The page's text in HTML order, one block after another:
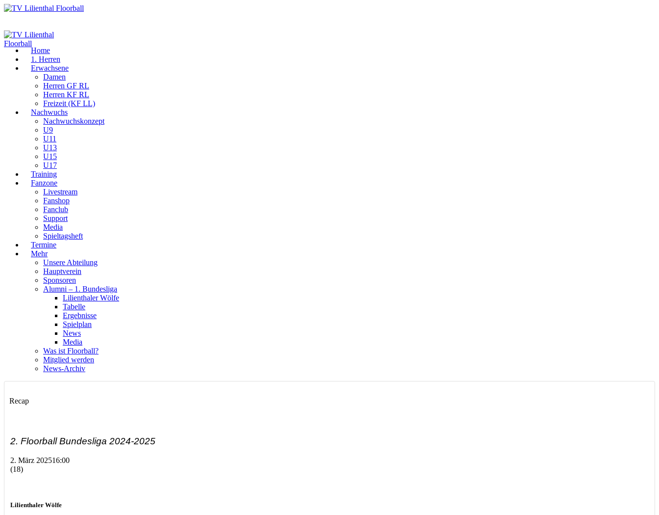
Home
1. Herren
Erwachsene
Damen
Herren GF RL
Herren KF RL
Freizeit (KF LL)
Nachwuchs
Nachwuchskonzept
U9
U11
U13
U15
U17
Training
Fanzone
Livestream
Fanshop
Fanclub
Support
Media
Spieltagsheft
Termine
Mehr
Unsere Abteilung
Hauptverein
Sponsoren
Alumni – 1. Bundesliga
Lilienthaler Wölfe
Tabelle
Ergebnisse
Spielplan
News
Media
Was ist Floorball?
Mitglied werden
News-Archiv
Recap
2. Floorball Bundesliga 2024-2025
2. März 202516:00
(18)
Lilienthaler Wölfe